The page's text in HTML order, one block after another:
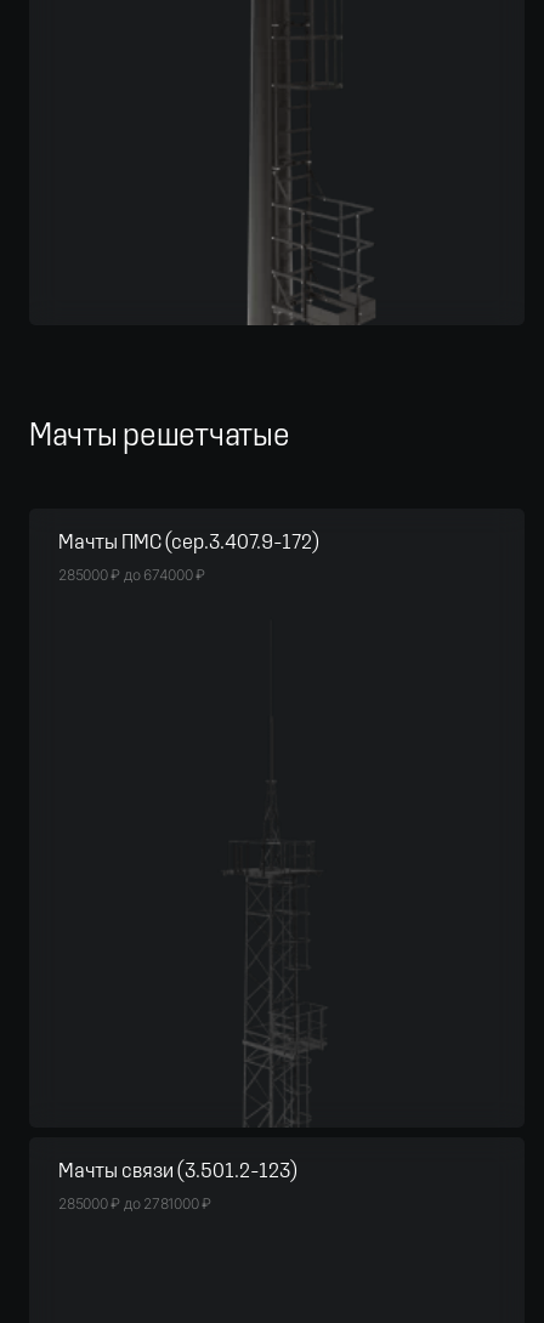
Мачты решетчатые
Мачты ПМС (сер.3.407.9-172)
285000₽ до 674000₽
Мачты связи (3.501.2-123)
285000₽ до 2781000₽